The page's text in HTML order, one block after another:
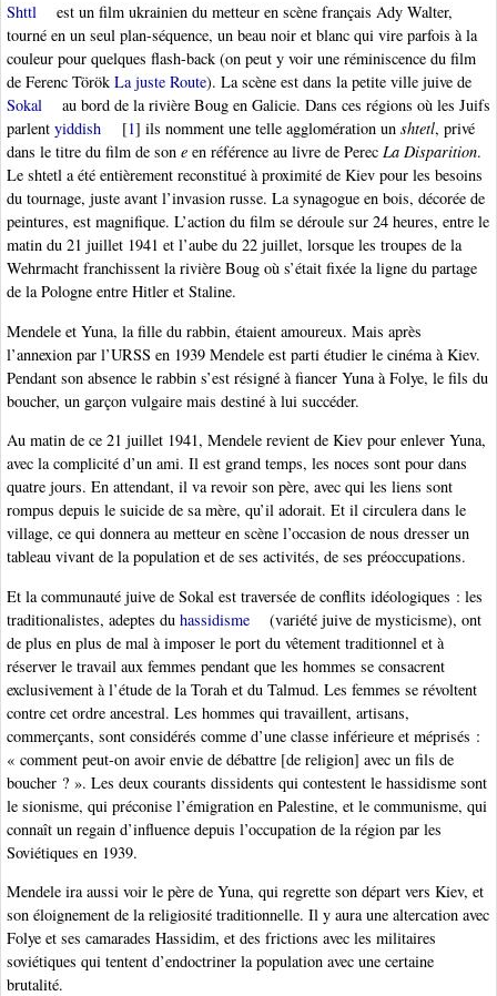
Shttl
est un film ukrainien du metteur en scène français Ady Walter,
tourné en un seul plan-séquence, un beau noir et blanc qui vire parfois à la
couleur pour quelques flash-back (on peut y voir une réminiscence du film
de Ferenc Török La juste Route). La scène est dans la petite ville juive de
Sokal
au bord de la rivière Boug en Galicie. Dans ces régions où les Juifs
parlent yiddish [1] ils nomment une telle agglomération un shtetl, privé
dans le titre du film de son e en référence au livre de Perec La Disparition.
Le shtetl a été entièrement reconstitué à proximité de Kiev pour les besoins
du tournage, juste avant l’invasion russe. La synagogue en bois, décorée de
peintures, est magnifique. L’action du film se déroule sur 24 heures, entre le
matin du 21 juillet 1941 et l’aube du 22 juillet, lorsque les troupes de la
Wehrmacht franchissent la rivière Boug où s’était fixée la ligne du partage
de la Pologne entre Hitler et Staline.
Mendele et Yuna, la fille du rabbin, étaient amoureux. Mais après
l’annexion par l’URSS en 1939 Mendele est parti étudier le cinéma à Kiev.
Pendant son absence le rabbin s’est résigné à fiancer Yuna à Folye, le fils du
boucher, un garçon vulgaire mais destiné à lui succéder.
Au matin de ce 21 juillet 1941, Mendele revient de Kiev pour enlever Yuna,
avec la complicité d’un ami. Il est grand temps, les noces sont pour dans
quatre jours. En attendant, il va revoir son père, avec qui les liens sont
rompus depuis le suicide de sa mère, qu’il adorait. Et il circulera dans le
village, ce qui donnera au metteur en scène l’occasion de nous dresser un
tableau vivant de la population et de ses activités, de ses préoccupations.
Et la communauté juive de Sokal est traversée de conflits idéologiques : les
traditionalistes, adeptes du hassidisme
(variété juive de mysticisme), ont
de plus en plus de mal à imposer le port du vêtement traditionnel et à
réserver le travail aux femmes pendant que les hommes se consacrent
exclusivement à l’étude de la Torah et du Talmud. Les femmes se révoltent
contre cet ordre ancestral. Les hommes qui travaillent, artisans,
commerçants, sont considérés comme d’une classe inférieure et méprisés :
« comment peut-on avoir envie de débattre [de religion] avec un fils de
boucher ? ». Les deux courants dissidents qui contestent le hassidisme sont
le sionisme, qui préconise l’émigration en Palestine, et le communisme, qui
connaît un regain d’influence depuis l’occupation de la région par les
Soviétiques en 1939.
Mendele ira aussi voir le père de Yuna, qui regrette son départ vers Kiev, et
son éloignement de la religiosité traditionnelle. Il y aura une altercation avec
Folye et ses camarades Hassidim, et des frictions avec les militaires
soviétiques qui tentent d’endoctriner la population avec une certaine
brutalité.